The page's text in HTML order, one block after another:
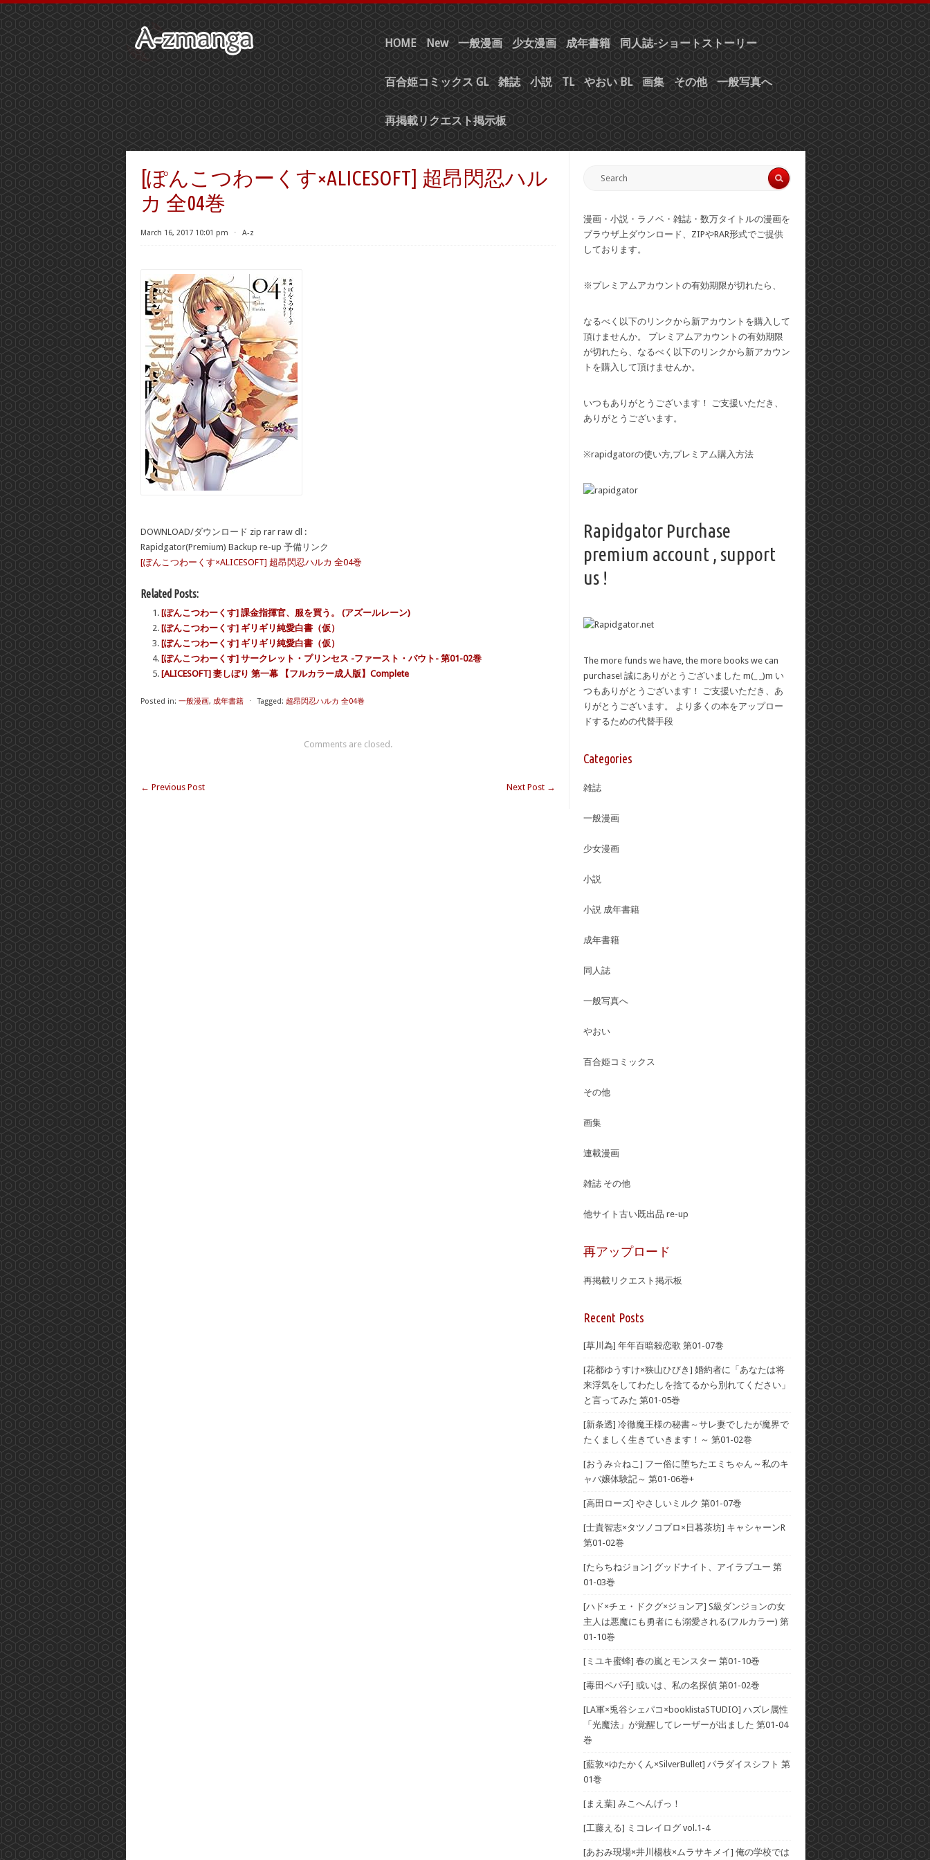
HOME New 一般漫画 少女漫画 成年書籍 同人誌-ショートストーリー
百合姫コミックス GL 雑誌 小説 TL やおい BL 画集 その他 一般写真へ
再掲載リクエスト掲示板
[ぽんこつわーくす×ALICESOFT] 超昂閃忍ハル
カ 全04巻
March 16, 2017 10:01 pm ⋅ A-z
DOWNLOAD/ダウンロード zip rar raw dl :
Rapidgator(Premium) Backup re-up 予備リンク
[ぽんこつわーくす×ALICESOFT] 超昂閃忍ハルカ 全04巻
Related Posts:
[ぽんこつわーくす] 課金指揮官、服を買う。 (アズールレーン)
[ぽんこつわーくす] ギリギリ純愛白書（仮）
[ぽんこつわーくす] ギリギリ純愛白書（仮）
[ぽんこつわーくす] サークレット・プリンセス -ファースト・バウト- 第01-02巻
[ALICESOFT] 妻しぼり 第一幕 【フルカラー成人版】Complete
Posted in: 一般漫画, 成年書籍 ⋅ Tagged: 超昂閃忍ハルカ 全04巻
Comments are closed.
← Previous Post Next Post →
漫画・小説・ラノベ・雑誌・数万タイトルの漫画を
ブラウザ上ダウンロード、ZIPやRAR形式でご提供
しております。
※プレミアムアカウントの有効期限が切れたら、
なるべく以下のリンクから新アカウントを購入して
頂けませんか。 プレミアムアカウントの有効期限
が切れたら、なるべく以下のリンクから新アカウン
トを購入して頂けませんか。
いつもありがとうございます！ ご支援いただき、
ありがとうございます。
※rapidgatorの使い方,プレミアム購入方法
Rapidgator Purchase
premium account , support
us !
The more funds we have, the more books we can
purchase! 誠にありがとうございました m(_ _)m い
つもありがとうございます！ ご支援いただき、あ
りがとうございます。 より多くの本をアップロー
ドするための代替手段
Categories
雑誌
一般漫画
少女漫画
小説
小説 成年書籍
成年書籍
同人誌
一般写真へ
やおい
百合姫コミックス
その他
画集
連載漫画
雑誌 その他
他サイト古い既出品 re-up
再アップロード
再掲載リクエスト掲示板
Recent Posts
[草川為] 年年百暗殺恋歌 第01-07巻
[花都ゆうすけ×狭山ひびき] 婚約者に「あなたは将
来浮気をしてわたしを捨てるから別れてください」
と言ってみた 第01-05巻
[新条透] 冷徹魔王様の秘書～サレ妻でしたが魔界で
たくましく生きていきます！～ 第01-02巻
[おうみ☆ねこ] フー俗に堕ちたエミちゃん～私のキ
ャバ嬢体験記～ 第01-06巻+
[高田ローズ] やさしいミルク 第01-07巻
[士貴智志×タツノコプロ×日暮茶坊] キャシャーンR
第01-02巻
[たらちねジョン] グッドナイト、アイラブユー 第
01-03巻
[ハド×チェ・ドクグ×ジョンア] S級ダンジョンの女
主人は悪魔にも勇者にも溺愛される(フルカラー) 第
01-10巻
[ミユキ蜜蜂] 春の嵐とモンスター 第01-10巻
[毒田ペパ子] 或いは、私の名探偵 第01-02巻
[LA軍×兎谷シェパコ×booklistaSTUDIO] ハズレ属性
「光魔法」が覚醒してレーザーが出ました 第01-04
巻
[藍敦×ゆたかくん×SilverBullet] パラダイスシフト 第
01巻
[まえ葉] みこへんげっ！
[工藤える] ミコレイログ vol.1-4
[あおみ現場×井川楊枝×ムラサキメイ] 俺の学校では